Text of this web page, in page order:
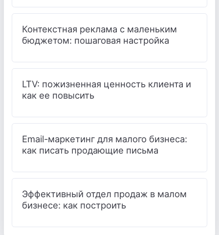
Контекстная реклама с маленьким
бюджетом: пошаговая настройка
LTV: пожизненная ценность клиента и
как ее повысить
Email-маркетинг для малого бизнеса:
как писать продающие письма
Эффективный отдел продаж в малом
бизнесе: как построить